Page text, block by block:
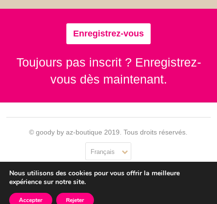
Enregistrez-vous
Toujours pas inscrit ? Enregistrez-
vous dès maintenant.
© goody by az-boutique 2019. Tous droits réservés.
Français
Contact Se connecter Confidentialité CGU
Nous utilisons des cookies pour vous offrir la meilleure
expérience sur notre site.
Accepter Rejeter